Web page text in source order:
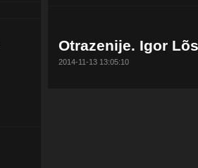
Otrazenije. Igor
2014-11-13 13:05:10